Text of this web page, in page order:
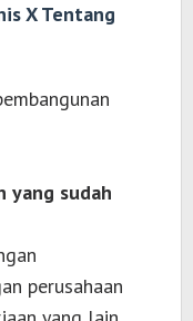
X Tentang
yang sudah
perusahaan